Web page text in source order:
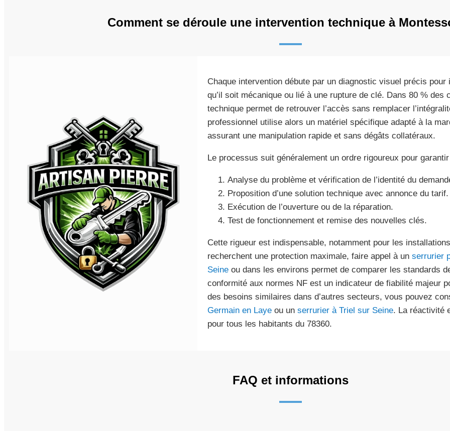
Comment se déroule une intervention technique à
Chaque intervention débute par un diagnostic visuel précis
qu’il soit mécanique ou lié à une rupture de clé. Dans 80 % des
technique permet de retrouver l’accès sans remplacer
professionnel utilise alors un matériel spécifique adapté à la
assurant une manipulation rapide et sans dégâts collatéraux.
Le processus suit généralement un ordre rigoureux pour
Analyse du problème et vérification de l’identité du
Proposition d’une solution technique avec annonce du tarif.
Exécution de l’ouverture ou de la réparation.
Test de fonctionnement et remise des nouvelles clés.
Cette rigueur est indispensable, notamment pour les
recherchent une protection maximale, faire appel à un serrurier
Seineou dans les environs permet de comparer les standards
conformité aux normes NF est un indicateur de fiabilité majeur
des besoins similaires dans d’autres secteurs, vous pouvez
Germain en Layeou un serrurier à Triel sur Seine. La réactivité
pour tous les habitants du 78360.
FAQ et informations